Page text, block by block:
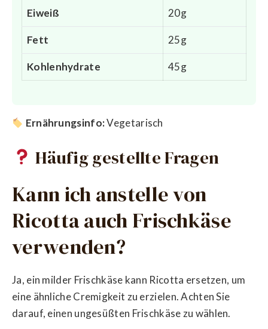
Eiweiß 20g
Fett 25g
Kohlenhydrate 45g
Ernährungsinfo:Vegetarisch
Häufig gestellte Fragen
Kann ich anstelle von
Ricotta auch Frischkäse
verwenden?
Ja, ein milder Frischkäse kann Ricotta ersetzen, um
eine ähnliche Cremigkeit zu erzielen. Achten Sie
darauf, einen ungesüßten Frischkäse zu wählen.